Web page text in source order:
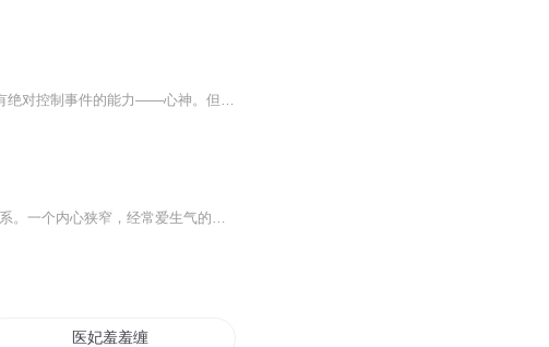
《黄帝内经》言：“心为君主之官。”心为人之主宰，亦为精气神之主宰。人本身就有绝对控制事件的能力——心神。但世人绝大多数都控制不好心神，都被事情本身控制了。只有真正厉害的人，才懂得做任何事都关注自己的心。懂得控心的人，做人做事大多心态正，...
心态好一切都好古人云：命由己造，福自我求。人的命运怎样，和心态有很大的关系。一个内心狭窄，经常爱生气的人，由于气度小，经常会因为些鸡毛蒜皮的小事不开心，吐出长气。叹气是最不好的习惯，老人常说“一叹穷三年”，经常叹气的人，会赶走自己的好运...
医妃羞羞缠太子快让道